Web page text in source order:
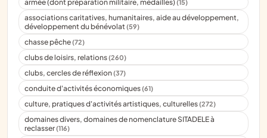
armée (dont préparation militaire, médailles)(15)
associations caritatives, humanitaires, aide au développement,
développement du bénévolat(59)
chasse pêche(72)
clubs de loisirs, relations(260)
clubs, cercles de réflexion(37)
conduite d'activités économiques(61)
culture, pratiques d'activités artistiques, culturelles(272)
domaines divers, domaines de nomenclature SITADELE à
reclasser(116)